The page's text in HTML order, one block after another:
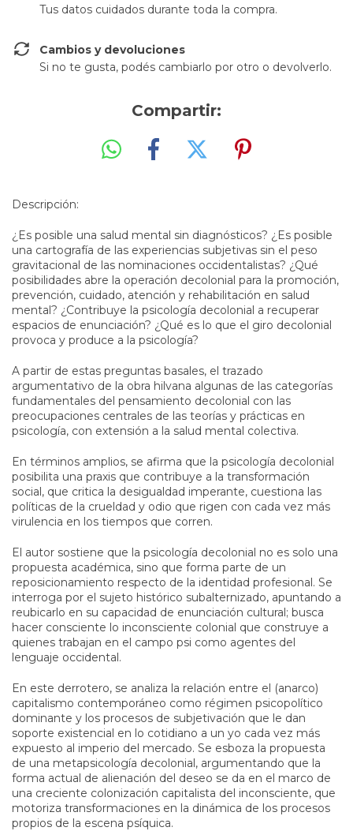
Tus datos cuidados durante toda la compra.
Cambios y devoluciones
Si no te gusta, podés cambiarlo por otro o devolverlo.
Compartir:
Descripción:
¿Es posible una salud mental sin diagnósticos? ¿Es posible
una cartografía de las experiencias subjetivas sin el peso
gravitacional de las nominaciones occidentalistas? ¿Qué
posibilidades abre la operación decolonial para la promoción,
prevención, cuidado, atención y rehabilitación en salud
mental? ¿Contribuye la psicología decolonial a recuperar
espacios de enunciación? ¿Qué es lo que el giro decolonial
provoca y produce a la psicología?
A partir de estas preguntas basales, el trazado
argumentativo de la obra hilvana algunas de las categorías
fundamentales del pensamiento decolonial con las
preocupaciones centrales de las teorías y prácticas en
psicología, con extensión a la salud mental colectiva.
En términos amplios, se afirma que la psicología decolonial
posibilita una praxis que contribuye a la transformación
social, que critica la desigualdad imperante, cuestiona las
políticas de la crueldad y odio que rigen con cada vez más
virulencia en los tiempos que corren.
El autor sostiene que la psicología decolonial no es solo una
propuesta académica, sino que forma parte de un
reposicionamiento respecto de la identidad profesional. Se
interroga por el sujeto histórico subalternizado, apuntando a
reubicarlo en su capacidad de enunciación cultural; busca
hacer consciente lo inconsciente colonial que construye a
quienes trabajan en el campo psi como agentes del
lenguaje occidental.
En este derrotero, se analiza la relación entre el (anarco)
capitalismo contemporáneo como régimen psicopolítico
dominante y los procesos de subjetivación que le dan
soporte existencial en lo cotidiano a un yo cada vez más
expuesto al imperio del mercado. Se esboza la propuesta
de una metapsicología decolonial, argumentando que la
forma actual de alienación del deseo se da en el marco de
una creciente colonización capitalista del inconsciente, que
motoriza transformaciones en la dinámica de los procesos
propios de la escena psíquica.